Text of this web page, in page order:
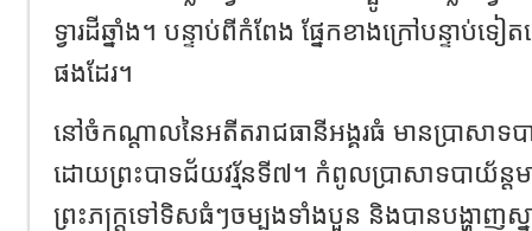
ទ្វារដីឆ្នាំង។ បន្ទាប់ពីកំពែង ផ្នែកខាងក្រៅបន្ទាប់
ផងដែរ។
នៅចំកណ្ដាលនៃអតីតរាជធានីអង្គរធំ មានប្រាសា
ដោយព្រះបាទជ័យវរ្ម័នទី៧។ កំពូលប្រាសាទបាយ័ន្តម
ព្រះភក្រ្តទៅទិសធំៗចម្បងទាំងបួន និងបានបង្ហាញ